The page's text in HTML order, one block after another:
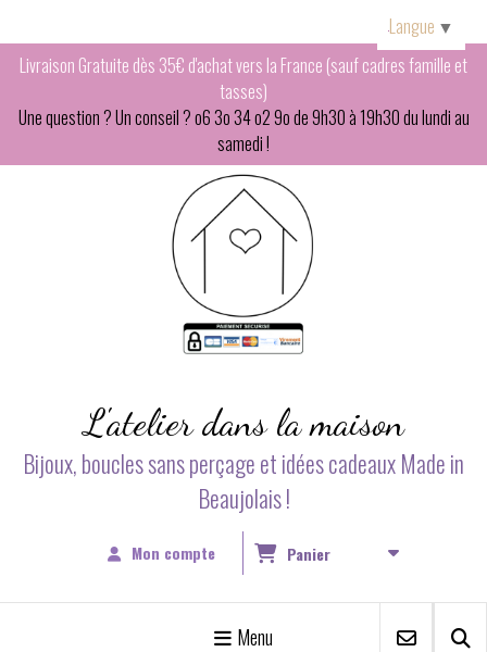
Livraison Gratuite dès 35€ d'achat vers la France (sauf cadres famille et
tasses)
Une question ? Un conseil ? o6 3o 34 o2 9o de 9h30 à 19h30 du lundi au
samedi !
L'atelier dans la maison
Bijoux, boucles sans perçage et idées cadeaux Made in
Beaujolais !
Mon compte Panier
Menu
Langue ▼